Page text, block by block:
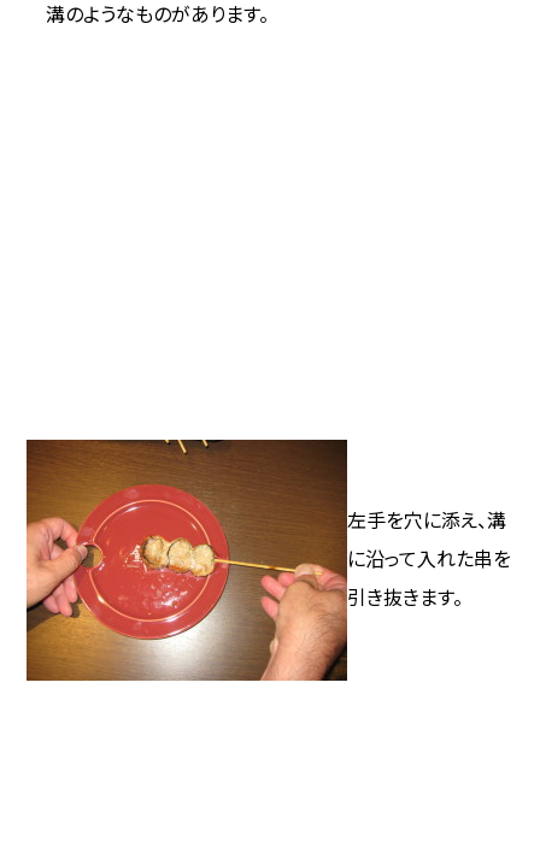
溝のようなものがあります。
左手を穴に添え、溝
に沿って入れた串を
引き抜きます。